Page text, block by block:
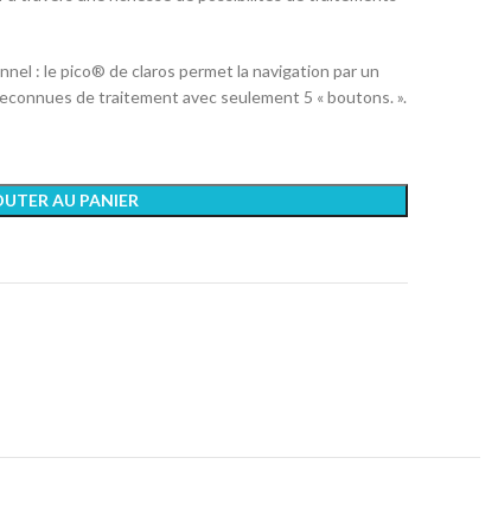
: le pico® de claros permet la navigation par un
de traitement avec seulement 5 « boutons. ».
AU PANIER